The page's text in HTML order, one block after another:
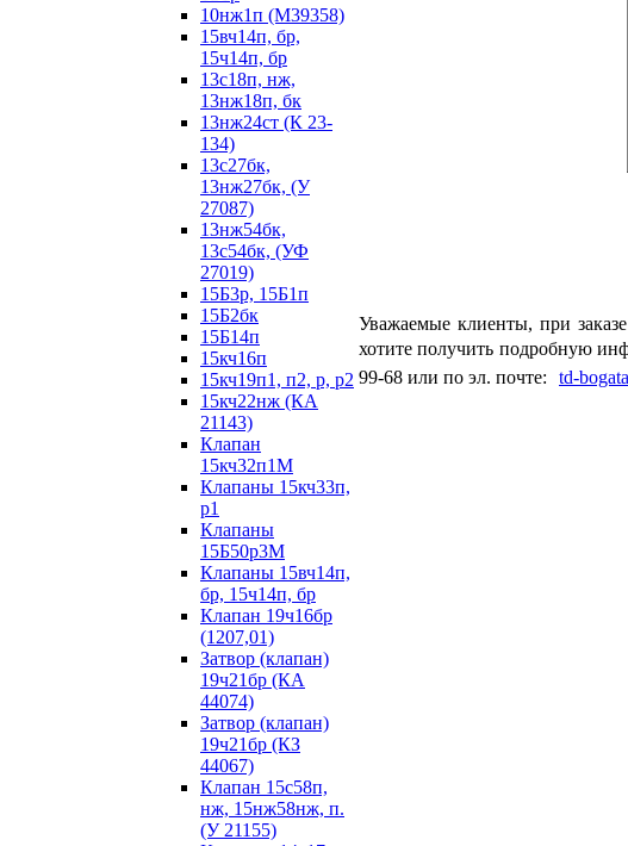
10нж1п (М39358)
15вч14п, бр,
15ч14п, бр
13с18п, нж,
13нж18п, бк
13нж24ст (К 23-
134)
13с27бк,
13нж27бк, (У
27087)
13нж54бк,
13с54бк, (УФ
27019)
15Б3р, 15Б1п
15Б2бк
15Б14п
15кч16п
15кч19п1, п2, р, р2
15кч22нж (КА
21143)
Клапан
15кч32п1М
Клапаны 15кч33п,
р1
Клапаны
15Б50р3М
Клапаны 15вч14п,
бр, 15ч14п, бр
Клапан 19ч16бр
(1207,01)
Затвор (клапан)
19ч21бр (КА
44074)
Затвор (клапан)
19ч21бр (КЗ
44067)
Клапан 15с58п,
нж, 15нж58нж, п.
(У 21155)
Уважаемые клиенты, при
хотите получить подробную
99-68 или по эл. почте:
td-